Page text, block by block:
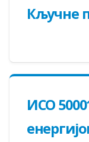
Кључне
ИСО